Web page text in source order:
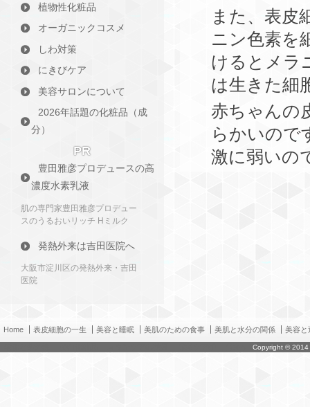
また、表皮
ニン色素を
けるとメラ
は生きた細
赤ちゃんの
らかいので
激に弱いの
植物性化粧品
オーガニックコスメ
しわ対策
にきびケア
美容サロンについて
2026年話題の化粧品（成
分）
PR
豊田雅彦プロデュースの高
濃度水素乳液
肌の専門家豊田雅彦プロデュー
スのうるおいリッチ Hミルク
発熱外来は吉田医院へ
大阪市淀川区の発熱外来・吉田
医院
Home 表皮細胞の一生 美容と睡眠 美肌のための食事 美肌と水分の関係 美容と
保湿ケア② 運営者情
Copyright © 2014